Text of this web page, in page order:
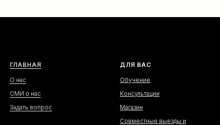
ГЛАВНАЯ
О нас
СМИ о нас
Задать вопрос
ДЛЯ ВАС
Обучение
Консультации
Магазин
Совместные выезды и